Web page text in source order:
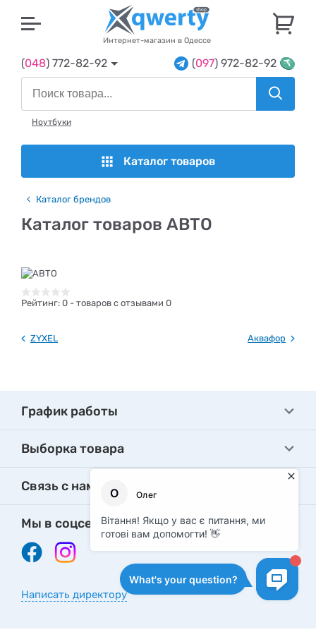
Интернет-магазин в Одессе
(048) 772-82-92 (097) 972-82-92
Ноутбуки
Каталог товаров
Каталог брендов
Каталог товаров АВТО
Рейтинг: 0 - товаров с отзывами 0
ZYXEL Аквафор
График работы
Выборка товара
Связь с нами
Мы в соцсетях
Написать директору